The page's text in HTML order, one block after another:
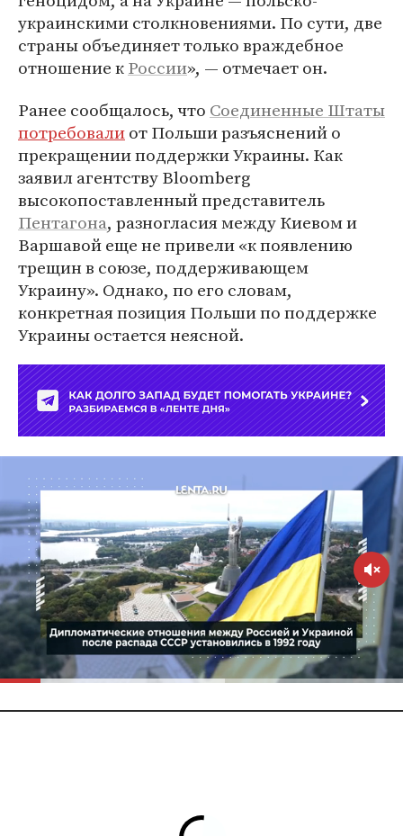
украинскими столкновениями. По сути, две
страны объединяет только враждебное
отношение кРоссии», — отмечает он.
Ранее сообщалось, что Соединенные Штаты
потребовалиот Польши разъяснений о
прекращении поддержки Украины. Как
заявил агентству Bloomberg
высокопоставленный представитель
Пентагона, разногласия между Киевом и
Варшавой еще не привели «к появлению
трещин в союзе, поддерживающем
Украину». Однако, по его словам,
конкретная позиция Польши по поддержке
Украины остается неясной.